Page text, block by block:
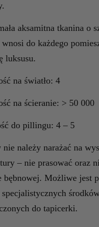
aksamitna tkanina o
wnosi do każdego
luksusu.
na światło: 4
na ścieranie: > 50 000
do pillingu: 4 – 5
należy narażać na
– nie prasować oraz
bębnowej. Możliwe jest
specjalistycznych
do tapicerki.